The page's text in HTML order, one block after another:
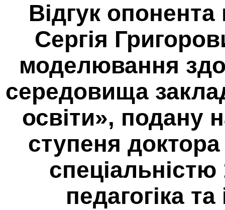
Відгук
Сергія
моделювання
середовища
освіти», подану
ступеня доктора
педагогіка та